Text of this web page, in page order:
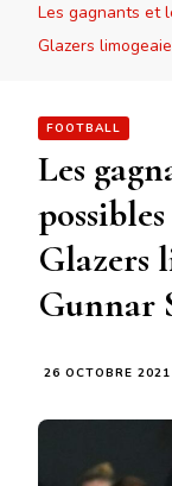
Les gagnants et
Glazers
FOOTBALL
Les
Glazers
Gunnar
26 OCTOBRE 2021